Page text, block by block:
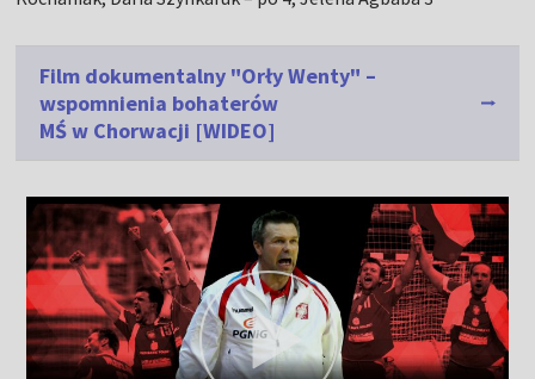
Film dokumentalny "Orły Wenty" –
wspomnienia bohaterów
MŚ w Chorwacji [WIDEO]